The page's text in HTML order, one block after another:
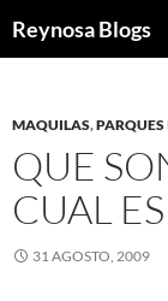
Reynosa Blogs
MAQUILAS,
QUE
CUAL
31 AGOSTO, 2009